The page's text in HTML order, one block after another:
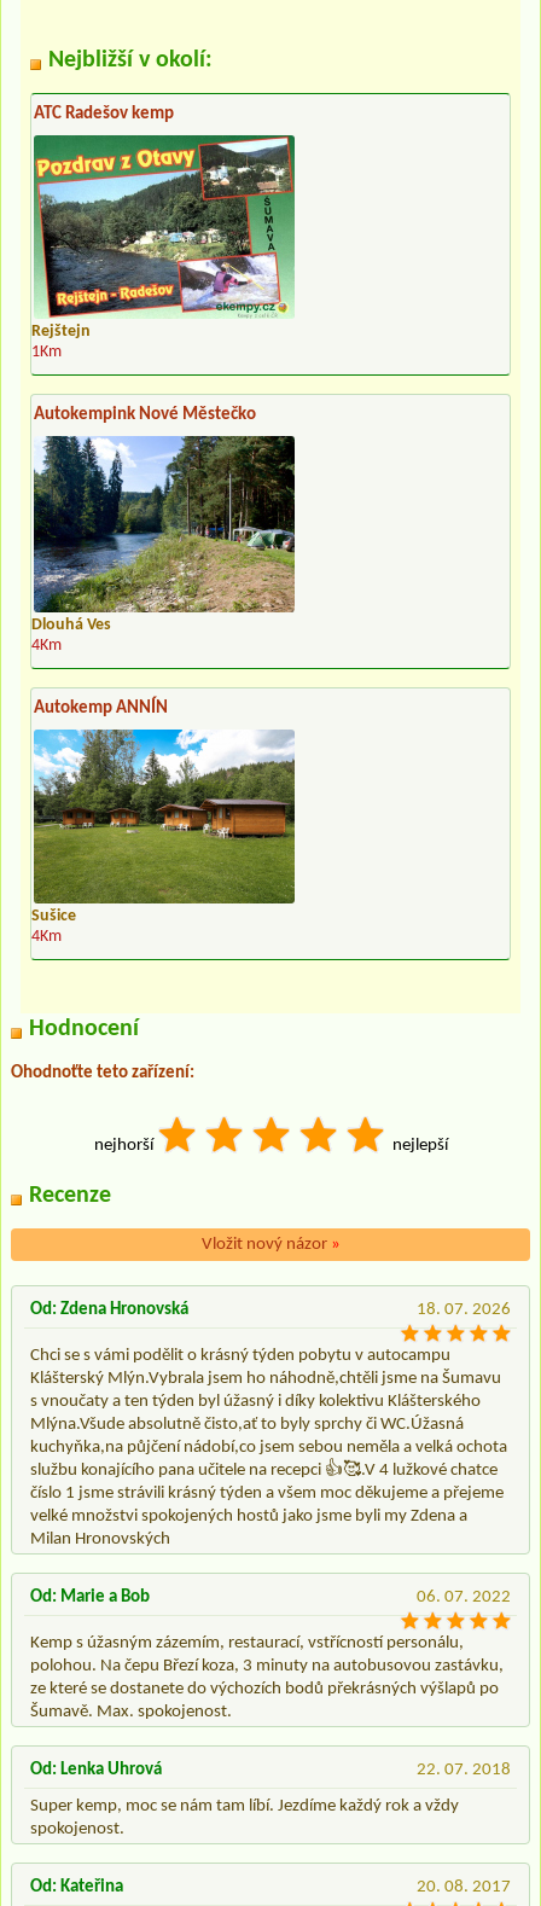
Nejbližší v okolí:
ATC Radešov kemp
Rejštejn
1Km
Autokempink Nové Městečko
Dlouhá Ves
4Km
Autokemp ANNÍN
Sušice
4Km
Hodnocení
Ohodnoťte teto zařízení:
nejhorší nejlepší
Recenze
Vložit nový názor »
18. 07. 2026
Od: Zdena Hronovská
Chci se s vámi podělit o krásný týden pobytu v autocampu
Klášterský Mlýn.Vybrala jsem ho náhodně,chtěli jsme na Šumavu
s vnoučaty a ten týden byl úžasný i díky kolektivu Klášterského
Mlýna.Všude absolutně čisto,ať to byly sprchy či WC.Úžasná
kuchyňka,na půjčení nádobí,co jsem sebou neměla a velká ochota
službu konajícího pana učitele na recepci 👍🥰.V 4 lužkové chatce
číslo 1 jsme strávili krásný týden a všem moc děkujeme a přejeme
velké množstvi spokojených hostů jako jsme byli my Zdena a
Milan Hronovských
06. 07. 2022
Od: Marie a Bob
Kemp s úžasným zázemím, restaurací, vstřícností personálu,
polohou. Na čepu Březí koza, 3 minuty na autobusovou zastávku,
ze které se dostanete do výchozích bodů překrásných výšlapů po
Šumavě. Max. spokojenost.
22. 07. 2018
Od: Lenka Uhrová
Super kemp, moc se nám tam líbí. Jezdíme každý rok a vždy
spokojenost.
20. 08. 2017
Od: Kateřina